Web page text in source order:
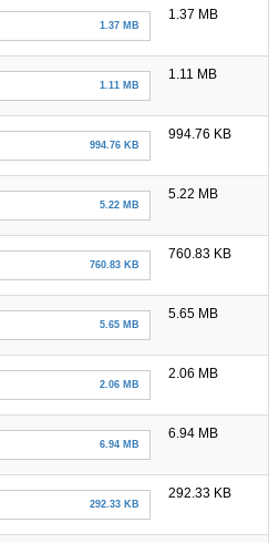
1.37 MB
1.37 MB
1.11 MB
1.11 MB
994.76 KB
994.76 KB
5.22 MB
5.22 MB
760.83 KB
760.83 KB
5.65 MB
5.65 MB
2.06 MB
2.06 MB
6.94 MB
6.94 MB
292.33 KB
292.33 KB